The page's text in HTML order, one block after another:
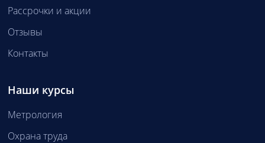
Рассрочки и акции
Отзывы
Контакты
Наши курсы
Метрология
Охрана труда